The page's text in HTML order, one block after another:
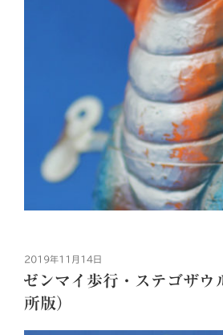
投
稿
日:
2019年11月14日
ゼンマイ歩行・ステゴザウ
所版）